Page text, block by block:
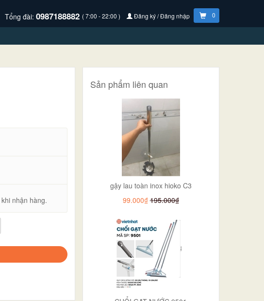
Tổng đài: 0987188882 ( 7:00 - 22:00 ) Đăng ký / Đăng nhập 0
nhận hàng.
Sản phẩm liên quan
gậy lau toàn inox hioko C3
99.000₫ 195.000₫